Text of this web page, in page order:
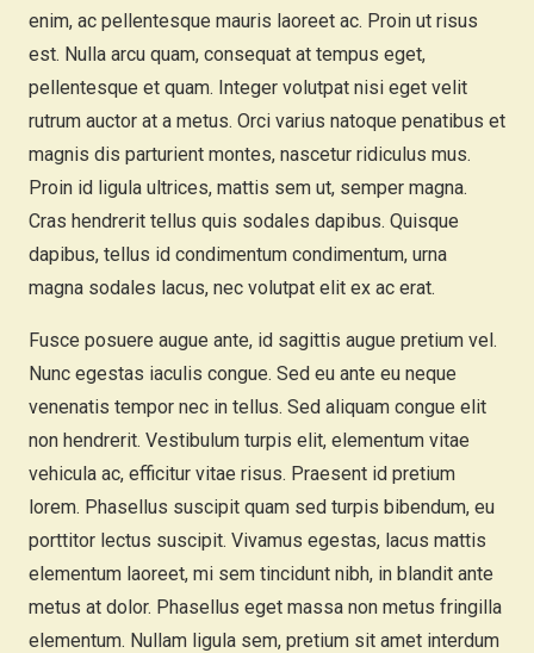
enim, ac pellentesque mauris laoreet ac. Proin ut risus
est. Nulla arcu quam, consequat at tempus eget,
pellentesque et quam. Integer volutpat nisi eget velit
rutrum auctor at a metus. Orci varius natoque penatibus et
magnis dis parturient montes, nascetur ridiculus mus.
Proin id ligula ultrices, mattis sem ut, semper magna.
Cras hendrerit tellus quis sodales dapibus. Quisque
dapibus, tellus id condimentum condimentum, urna
magna sodales lacus, nec volutpat elit ex ac erat.
Fusce posuere augue ante, id sagittis augue pretium vel.
Nunc egestas iaculis congue. Sed eu ante eu neque
venenatis tempor nec in tellus. Sed aliquam congue elit
non hendrerit. Vestibulum turpis elit, elementum vitae
vehicula ac, efficitur vitae risus. Praesent id pretium
lorem. Phasellus suscipit quam sed turpis bibendum, eu
porttitor lectus suscipit. Vivamus egestas, lacus mattis
elementum laoreet, mi sem tincidunt nibh, in blandit ante
metus at dolor. Phasellus eget massa non metus fringilla
elementum. Nullam ligula sem, pretium sit amet interdum